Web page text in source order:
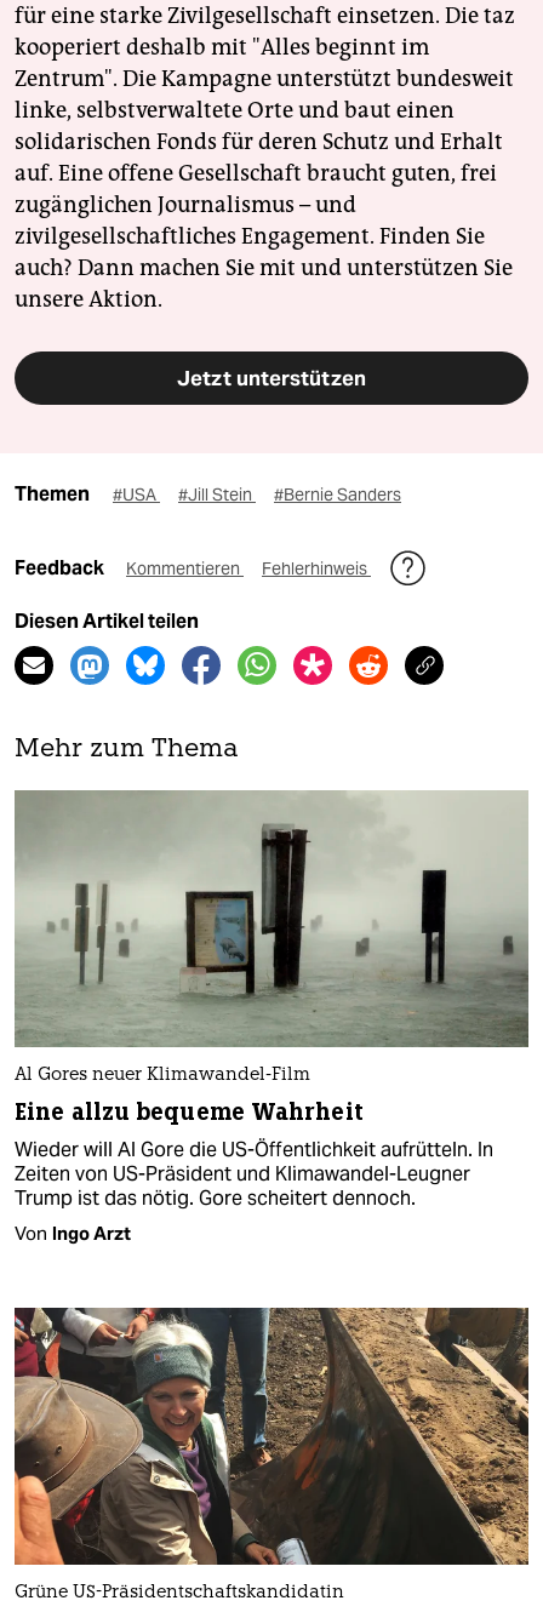
für eine starke Zivilgesellschaft einsetzen. Die taz
kooperiert deshalb mit "Alles beginnt im
Zentrum". Die Kampagne unterstützt bundesweit
linke, selbstverwaltete Orte und baut einen
solidarischen Fonds für deren Schutz und Erhalt
auf. Eine offene Gesellschaft braucht guten, frei
zugänglichen Journalismus – und
zivilgesellschaftliches Engagement. Finden Sie
auch? Dann machen Sie mit und unterstützen Sie
unsere Aktion.
Jetzt unterstützen
Themen #USA #Jill Stein #Bernie Sanders
Feedback Kommentieren Fehlerhinweis
Diesen Artikel teilen
Mehr zum Thema
Al Gores neuer Klimawandel-Film
Eine allzu bequeme Wahrheit
Wieder will Al Gore die US-Öffentlichkeit aufrütteln. In
Zeiten von US-Präsident und Klimawandel-Leugner
Trump ist das nötig. Gore scheitert dennoch.
Von Ingo Arzt
Grüne US-Präsidentschaftskandidatin